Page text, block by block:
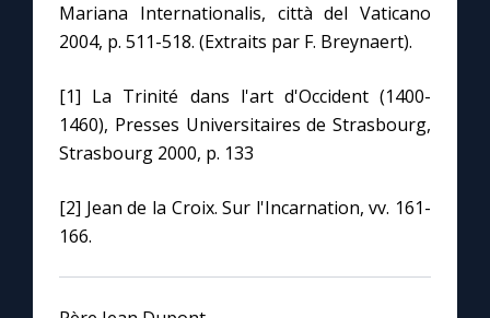
Mariana Internationalis, città del Vaticano
2004, p. 511-518. (Extraits par F. Breynaert).
[1] La Trinité dans l'art d'Occident (1400-
1460), Presses Universitaires de Strasbourg,
Strasbourg 2000, p. 133
[2] Jean de la Croix. Sur l'Incarnation, vv. 161-
166.